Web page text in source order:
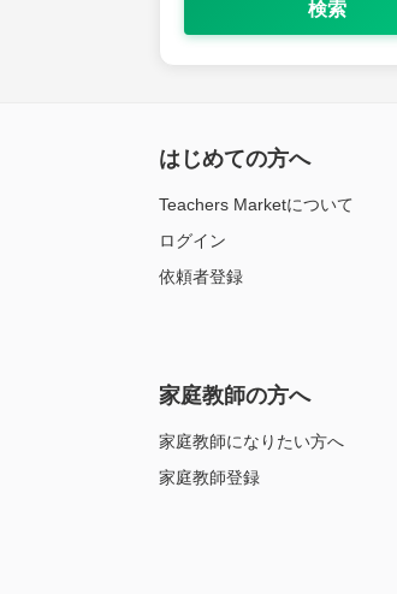
検索
はじめての方へ
Teachers Marketについて
ログイン
依頼者登録
家庭教師の方へ
家庭教師になりたい方へ
家庭教師登録